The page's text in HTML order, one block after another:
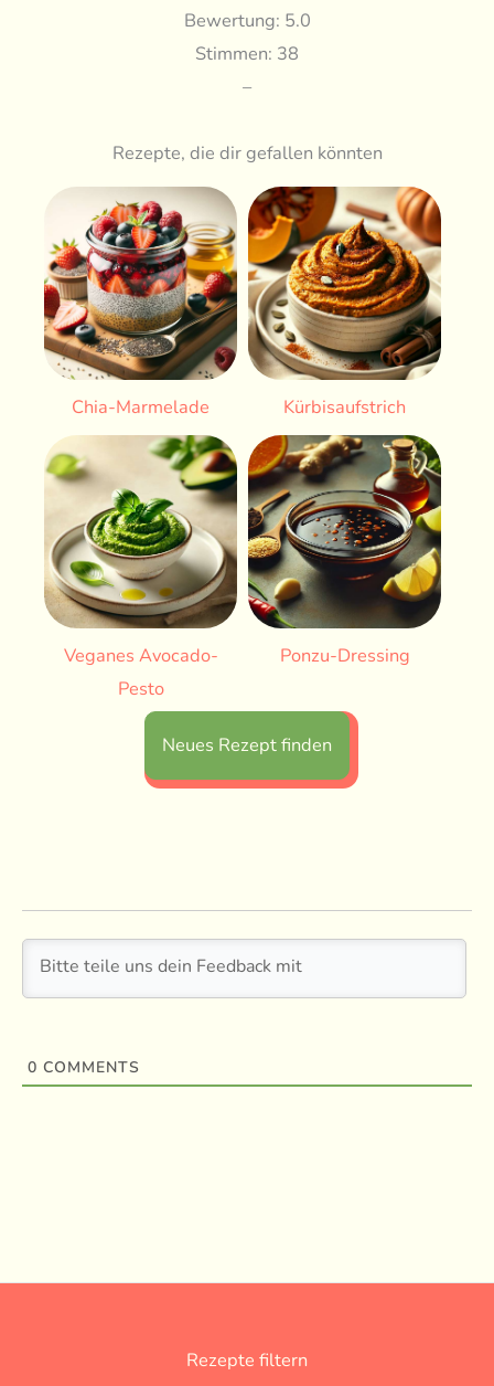
Bewertung: 5.0
Stimmen: 38
–
Rezepte, die dir gefallen könnten
Chia-Marmelade Kürbisaufstrich
Veganes Avocado-
Pesto
Ponzu-Dressing
Neues Rezept finden
0 COMMENTS
Rezepte filtern